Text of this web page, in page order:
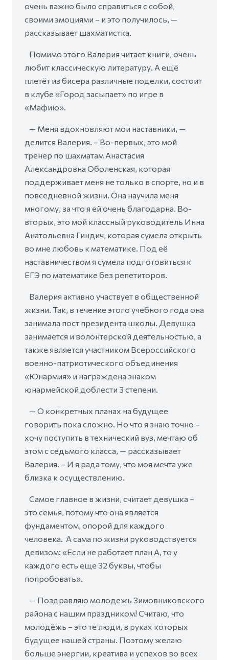
очень важно было справиться с собой,
своими эмоциями – и это получилось, —
рассказывает шахматистка.
Помимо этого Валерия читает книги, очень
любит классическую литературу. А ещё
плетёт из бисера различные поделки, состоит
в клубе «Город засыпает» по игре в
«Мафию».
— Меня вдохновляют мои наставники, —
делится Валерия. – Во-первых, это мой
тренер по шахматам Анастасия
Александровна Оболенская, которая
поддерживает меня не только в спорте, но и в
повседневной жизни. Она научила меня
многому, за что я ей очень благодарна. Во-
вторых, это мой классный руководитель Инна
Анатольевна Гиндич, которая сумела открыть
во мне любовь к математике. Под её
наставничеством я сумела подготовиться к
ЕГЭ по математике без репетиторов.
Валерия активно участвует в общественной
жизни. Так, в течение этого учебного года она
занимала пост президента школы. Девушка
занимается и волонтерской деятельностью, а
также является участником Всероссийского
военно-патриотического объединения
«Юнармия» и награждена знаком
юнармейской доблести 3 степени.
— О конкретных планах на будущее
говорить пока сложно. Но что я знаю точно –
хочу поступить в технический вуз, мечтаю об
этом с седьмого класса, — рассказывает
Валерия. – И я рада тому, что моя мечта уже
близка к осуществлению.
Самое главное в жизни, считает девушка –
это семья, потому что она является
фундаментом, опорой для каждого
человека. А сама по жизни руководствуется
девизом: «Если не работает план А, то у
каждого есть еще 32 буквы, чтобы
попробовать».
— Поздравляю молодежь Зимовниковского
района с нашим праздником! Считаю, что
молодёжь – это те люди, в руках которых
будущее нашей страны. Поэтому желаю
больше энергии, креатива и успехов во всех